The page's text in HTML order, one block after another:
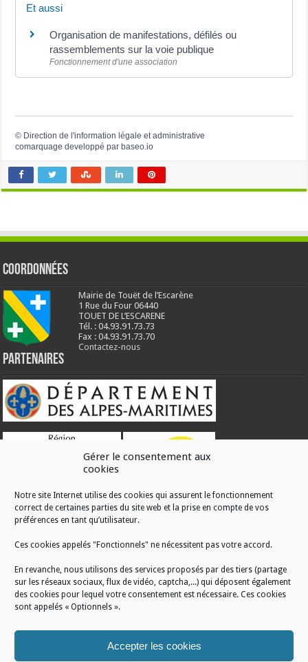
Gérer le consentement aux
cookies
Notre site Internet utilise des cookies qui assurent le fonctionnement
correct de certaines parties du site web et la prise en compte de vos
préférences en tant qu’utilisateur.
Ces cookies appelés "Fonctionnels" ne nécessitent pas votre accord.
En revanche, nous utilisons des services proposés par des tiers (partage
sur les réseaux sociaux, flux de vidéo, captcha,...) qui déposent également
des cookies pour lequel votre consentement est nécessaire. Ces cookies
sont appelés « Optionnels ».
Accepter les cookies
Et aussi
Organisation de manifestations, défilés ou
rassemblements sur la voie publique
Fonctionnement d'une association
© Direction de l'information légale et administrative
comarquage developpé parbaseo.io
Coordonnées
Mairie de Touët de l’Escarène
1 Rue du Four 06440
TOUET DE L’ESCARENE
Tél. : 04.93.91.73.73
Fax : 04.93.91.73.70
Contactez-nous
Partenaires
RÉALISATION